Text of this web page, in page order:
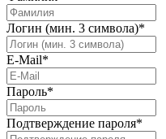
Логин (мин. 3 символа)*
E-Mail*
Пароль*
Подтверждение пароля*